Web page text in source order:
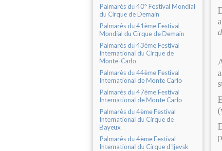
Palmarès du 40° Festival Mondial
du Cirque de Demain
Palmarès du 41ème Festival
Mondial du Cirque de Demain
Palmarès du 43ème Festival
International du Cirque de
Monte-Carlo
Palmarès du 44ème Festival
International de Monte Carlo
Palmarès du 47ème Festival
International de Monte Carlo
Palmarès du 4ème Festival
International du Cirque de
Bayeux
Palmarès du 4ème Festival
International du Cirque d'Ijevsk